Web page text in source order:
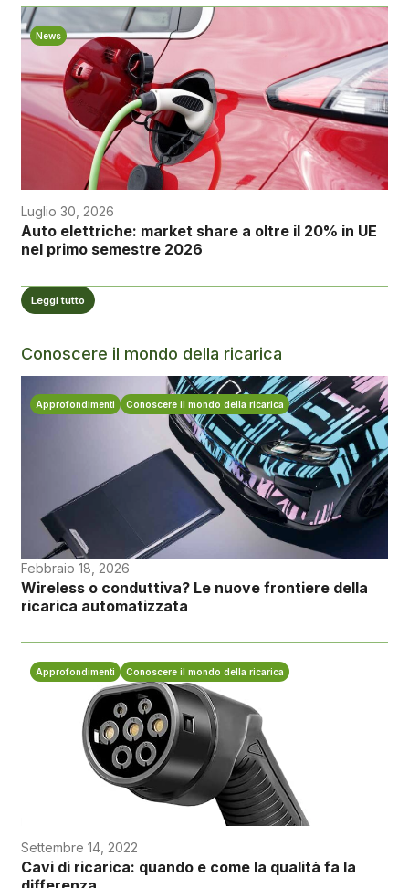
News
Luglio 30, 2026
Auto elettriche: market share a oltre il 20% in UE
nel primo semestre 2026
Leggi tutto
Conoscere il mondo della ricarica
Approfondimenti Conoscere il mondo della ricarica
Febbraio 18, 2026
Wireless o conduttiva? Le nuove frontiere della
ricarica automatizzata
Approfondimenti Conoscere il mondo della ricarica
Settembre 14, 2022
Cavi di ricarica: quando e come la qualità fa la